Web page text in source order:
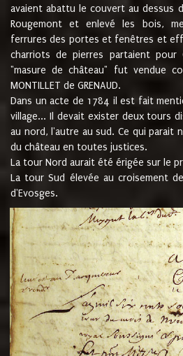
avaient abattu le couvert au dessus
Rougemont et enlevé les bois,
ferrures des portes et fenêtres et
charriots de pierres partaient pour
"masure de château" fut vendue
MONTILLET de GRENAUD.
Dans un acte de 1784 il est fait
village... Il devait exister deux tours
au nord, l'autre au sud. Ce qui parait
du château en toutes justices.
La tour Nord aurait été érigée sur le
La tour Sud élevée au croisement
d'Evosges.